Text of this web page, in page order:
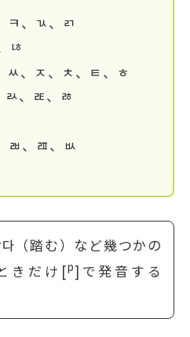
、ㄳ、ㄺ
ㄶ
、ㅈ、ㅊ、ㅌ、ㅎ
、ㄾ、ㅀ
ㄼ、ㄿ、ㅄ
다（踏む）など幾つかの
きだけ[p]で発音する